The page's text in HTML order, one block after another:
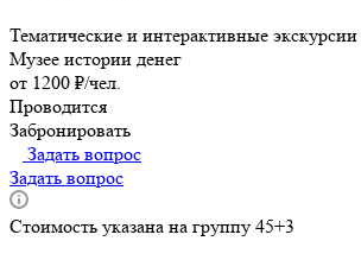
Тематические и интерактивные
Музее истории денег
от 1200 ₽/чел.
Проводится
Забронировать
Задать вопрос
Задать вопрос
Стоимость указана на группу 45+3